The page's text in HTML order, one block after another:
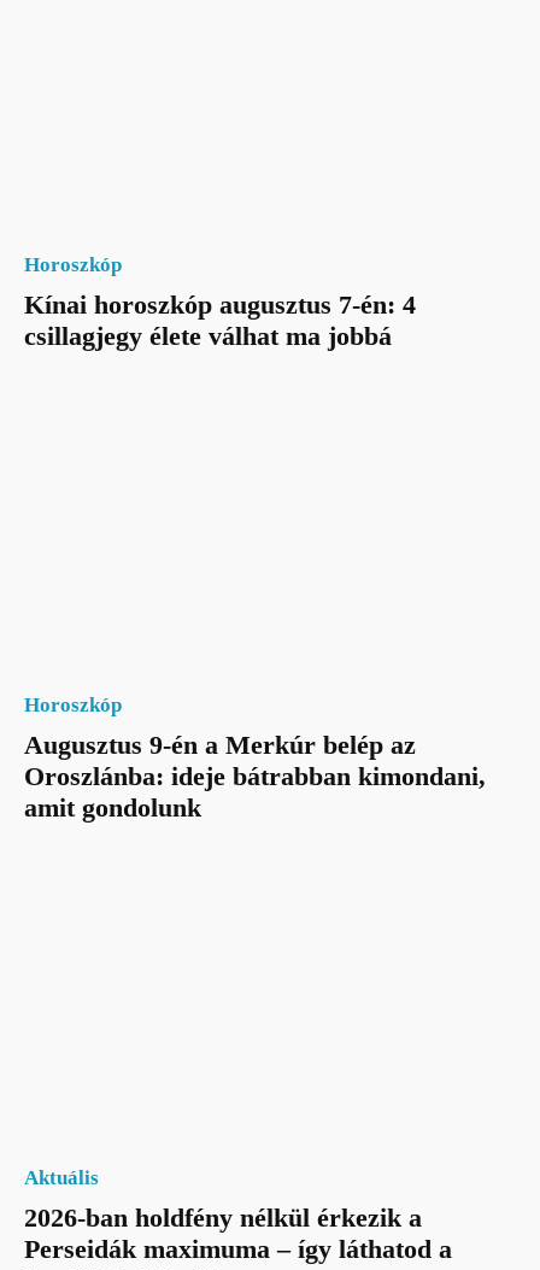
Horoszkóp
Kínai horoszkóp augusztus 7-én: 4
csillagjegy élete válhat ma jobbá
Horoszkóp
Augusztus 9-én a Merkúr belép az
Oroszlánba: ideje bátrabban kimondani,
amit gondolunk
Aktuális
2026-ban holdfény nélkül érkezik a
Perseidák maximuma – így láthatod a